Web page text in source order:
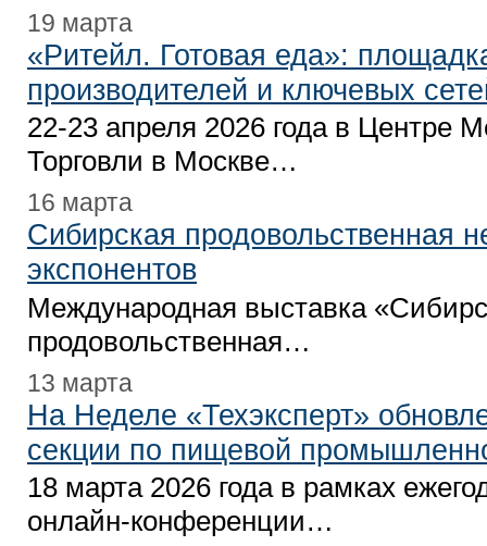
19 марта
«Ритейл. Готовая еда»:
производителей и ключевых
22-23 апреля 2026 года в Центре
Торговли в Москве…
16 марта
Сибирская продовольственная
экспонентов
Международная выставка
продовольственная…
13 марта
На Неделе «Техэксперт»
секции по пищевой
18 марта 2026 года в рамках
онлайн-конференции…